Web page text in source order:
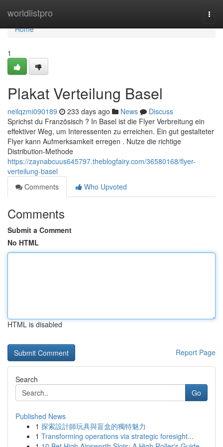
worldlistpro
Home
Home
1
Plakat Verteilung Basel
neilqzmi090189 233 days ago News
Discuss
Sprichst du Französisch ? In Basel ist die Flyer Verbreitung ein
effektiver Weg, um Interessenten zu erreichen. Ein gut gestalteter
Flyer kann Aufmerksamkeit erregen . Nutze die richtige
Distribution-Methode
https://zaynabcuus645797.theblogfairy.com/36580168/flyer-
verteilung-basel
Comments
Who Upvoted
Comments
Submit a Comment
No HTML
HTML is disabled
Report Page
Search
Go
Published News
1 探索設計師玩具與盲盒的獨特魅力
1 Transforming operations via strategic foresight...